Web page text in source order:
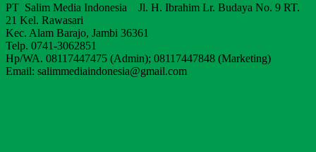
PT Salim Media Indonesia Jl. H. Ibrahim Lr. Budaya No. 9 RT.
21 Kel. Rawasari
Kec. Alam Barajo, Jambi 36361
Telp. 0741-3062851
Hp/WA. 08117447475 (Admin); 08117447848 (Marketing)
Email: salimmediaindonesia@gmail.com